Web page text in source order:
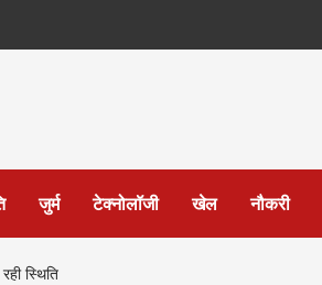
जुर्म टेक्नोलॉजी खेल नौकरी
स्थिति